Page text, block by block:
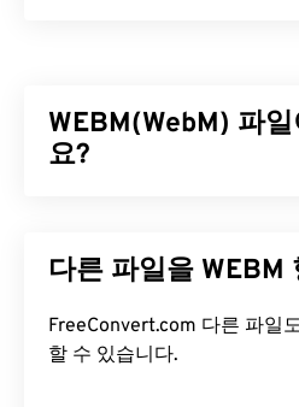
용하여 파일 크기를 압축하
파일을 제공합니다. 또한
MP4 파일은 운영 체제의 기
WEBM(WebM) 파
요?
되었습니다. 챕터, 캡션, 자막
플레이어를 지원합니다.
VP8또는VP9코덱으로, 오
다른 파일
FreeConvert.com 다른 파일도 WEBM 형식으로 변
할 수 있습니다.